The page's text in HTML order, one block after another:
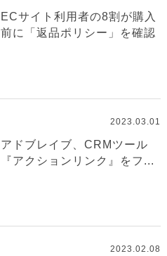
ECサイト利用者の8割が購入
前に「返品ポリシー」を確認
2023.03.01
アドブレイブ、CRMツール
『アクションリンク』をフ...
2023.02.08